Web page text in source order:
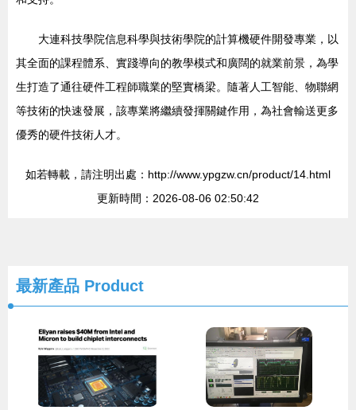
大連科技學院信息科學與技術學院的計算機硬件開發專業，以
其全面的課程體系、實踐導向的教學模式和廣闊的就業前景，為學
生打造了通往硬件工程師職業的堅實橋梁。隨著人工智能、物聯網
等技術的快速發展，該專業將繼續發揮關鍵作用，為社會輸送更多
優秀的硬件技術人才。
如若轉載，請注明出處：http://www.ypgzw.cn/product/14.html
更新時間：2026-08-06 02:50:42
最新產品 Product